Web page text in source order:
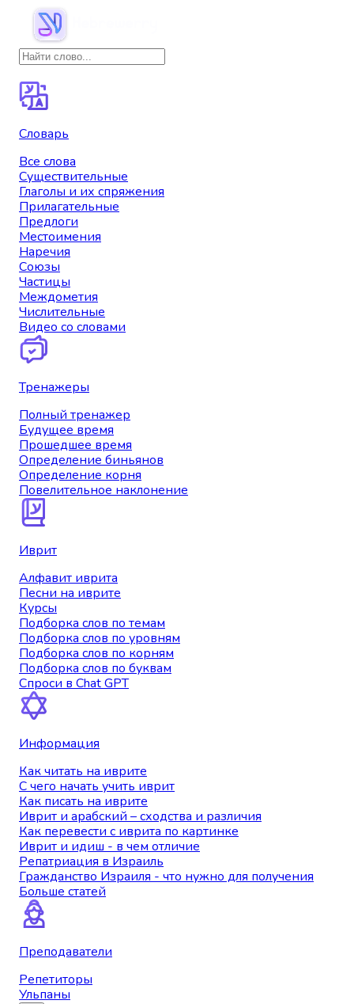
Словарь
Все слова
Существительные
Глаголы и их спряжения
Прилагательные
Предлоги
Местоимения
Наречия
Союзы
Частицы
Междометия
Числительные
Видео со словами
Тренажеры
Полный тренажер
Будущее время
Прошедшее время
Определение биньянов
Определение корня
Повелительное наклонение
Иврит
Алфавит иврита
Песни на иврите
Курсы
Подборка слов по темам
Подборка слов по уровням
Подборка слов по корням
Подборка слов по буквам
Спроси в Chat GPT
Информация
Как читать на иврите
С чего начать учить иврит
Как писать на иврите
Иврит и арабский – сходства и различия
Как перевести с иврита по картинке
Иврит и идиш - в чем отличие
Репатриация в Израиль
Гражданство Израиля - что нужно для получения
Больше статей
Преподаватели
Репетиторы
Ульпаны